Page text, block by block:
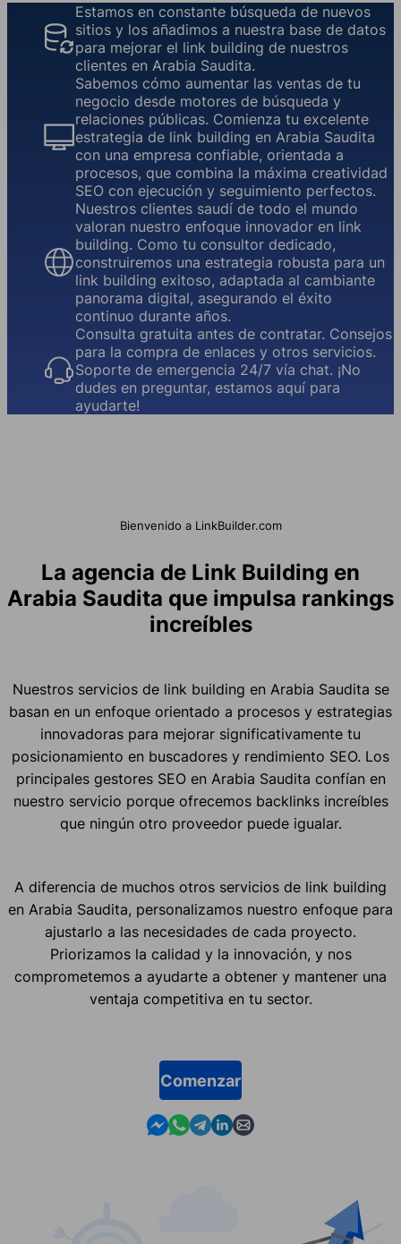
Estamos en constante búsqueda de nuevos
sitios y los añadimos a nuestra base de datos
para mejorar el link building de nuestros
clientes en Arabia Saudita.
Sabemos cómo aumentar las ventas de tu
negocio desde motores de búsqueda y
relaciones públicas. Comienza tu excelente
estrategia de link building en Arabia Saudita
con una empresa confiable, orientada a
procesos, que combina la máxima creatividad
SEO con ejecución y seguimiento perfectos.
Nuestros clientes saudí de todo el mundo
valoran nuestro enfoque innovador en link
building. Como tu consultor dedicado,
construiremos una estrategia robusta para un
link building exitoso, adaptada al cambiante
panorama digital, asegurando el éxito
continuo durante años.
Consulta gratuita antes de contratar. Consejos
para la compra de enlaces y otros servicios.
Soporte de emergencia 24/7 vía chat. ¡No
dudes en preguntar, estamos aquí para
ayudarte!
Bienvenido a LinkBuilder.com
La agencia de Link Building en
Arabia Saudita que impulsa rankings
increíbles
Nuestros servicios de link building en Arabia Saudita se
basan en un enfoque orientado a procesos y estrategias
innovadoras para mejorar significativamente tu
posicionamiento en buscadores y rendimiento SEO. Los
principales gestores SEO en Arabia Saudita confían en
nuestro servicio porque ofrecemos backlinks increíbles
que ningún otro proveedor puede igualar.
A diferencia de muchos otros servicios de link building
en Arabia Saudita, personalizamos nuestro enfoque para
ajustarlo a las necesidades de cada proyecto.
Priorizamos la calidad y la innovación, y nos
comprometemos a ayudarte a obtener y mantener una
ventaja competitiva en tu sector.
Comenzar
Contact us in Messenger
Contact us in WhatsApp
Contact us in Telegram
Contact us in Linkedin
Contact us by email